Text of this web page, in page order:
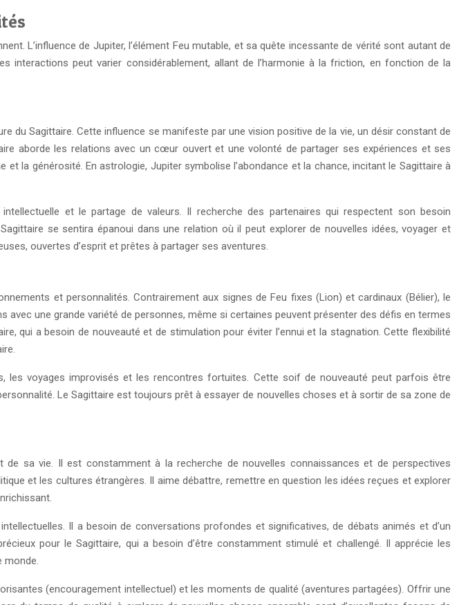
L’influence de Jupiter, l’élément Feu mutable, et sa quête incessante de vérité sont autant de
peut varier considérablement, allant de l’harmonie à la friction, en fonction de la
du Sagittaire. Cette influence se manifeste par une vision positive de la vie, un désir constant de
aborde les relations avec un cœur ouvert et une volonté de partager ses expériences et ses
la générosité. En astrologie, Jupiter symbolise l’abondance et la chance, incitant le Sagittaire à
et le partage de valeurs. Il recherche des partenaires qui respectent son besoin
se sentira épanoui dans une relation où il peut explorer de nouvelles idées, voyager et
ouvertes d’esprit et prêtes à partager ses aventures.
et personnalités. Contrairement aux signes de Feu fixes (Lion) et cardinaux (Bélier), le
une grande variété de personnes, même si certaines peuvent présenter des défis en termes
qui a besoin de nouveauté et de stimulation pour éviter l’ennui et la stagnation. Cette flexibilité
les voyages improvisés et les rencontres fortuites. Cette soif de nouveauté peut parfois être
Le Sagittaire est toujours prêt à essayer de nouvelles choses et à sortir de sa zone de
sa vie. Il est constamment à la recherche de nouvelles connaissances et de perspectives
et les cultures étrangères. Il aime débattre, remettre en question les idées reçues et explorer
Il a besoin de conversations profondes et significatives, de débats animés et d’un
pour le Sagittaire, qui a besoin d’être constamment stimulé et challengé. Il apprécie les
monde.
(encouragement intellectuel) et les moments de qualité (aventures partagées). Offrir une